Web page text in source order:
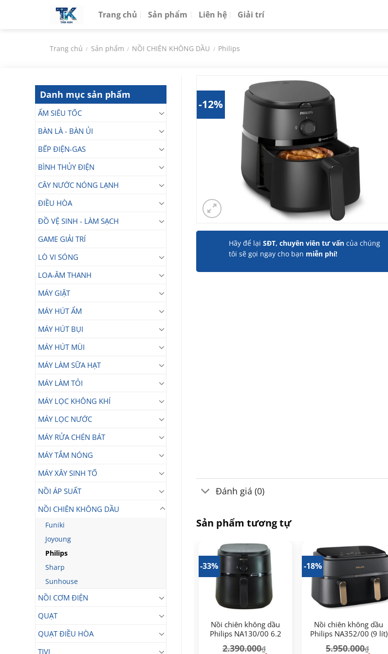
Trang chủ Sản phẩm Liên hệ Giải trí
Trang chủ / Sản phẩm / NỒI CHIÊN KHÔNG DẦU / Philips
Danh mục sản phẩm
ẤM SIÊU TỐC
BÀN LÀ - BÀN ỦI
BẾP ĐIỆN-GAS
BÌNH THỦY ĐIỆN
CÂY NƯỚC NÓNG LẠNH
ĐIỀU HÒA
ĐỒ VỆ SINH - LÀM SẠCH
GAME GIẢI TRÍ
LÒ VI SÓNG
LOA-ÂM THANH
MÁY GIẶT
MÁY HÚT ẨM
MÁY HÚT BỤI
MÁY HÚT MÙI
MÁY LÀM SỮA HẠT
MÁY LÀM TỎI
MÁY LỌC KHÔNG KHÍ
MÁY LỌC NƯỚC
MÁY RỬA CHÉN BÁT
MÁY TẮM NÓNG
MÁY XÂY SINH TỐ
NỒI ÁP SUẤT
NỒI CHIÊN KHÔNG DẦU
Funiki
Joyoung
Philips
Sharp
Sunhouse
NỒI CƠM ĐIỆN
QUẠT
QUẠT ĐIỀU HÒA
TIVI
-12%
Hãy để lại SĐT, chuyên viên tư vấn của chúng
tôi sẽ gọi ngay cho bạn miễn phí!
Đánh giá (0)
Sản phẩm tương tự
-33%
Nồi chiên không dầu
Philips NA130/00 6.2
2.390.000₫
-18%
Nồi chiên không dầu
Philips NA352/00 (9 lít)
5.950.000₫
Nồi chiên không dầu
Philips HD9200/90 4.1
lít
Philips HD9220/20 2.4